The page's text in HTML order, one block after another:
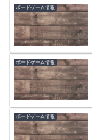
ボードゲーム情報
ボードゲーム情報
ボードゲーム情報